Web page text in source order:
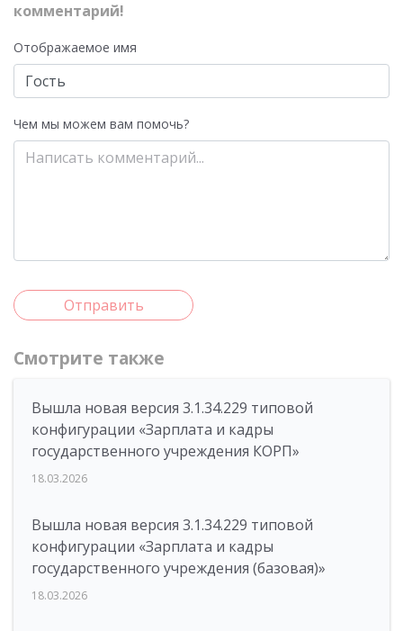
комментарий!
Отображаемое имя
Чем мы можем вам помочь?
Отправить
Смотрите также
Вышла новая версия 3.1.34.229 типовой
конфигурации «Зарплата и кадры
государственного учреждения КОРП»
18.03.2026
Вышла новая версия 3.1.34.229 типовой
конфигурации «Зарплата и кадры
государственного учреждения (базовая)»
18.03.2026